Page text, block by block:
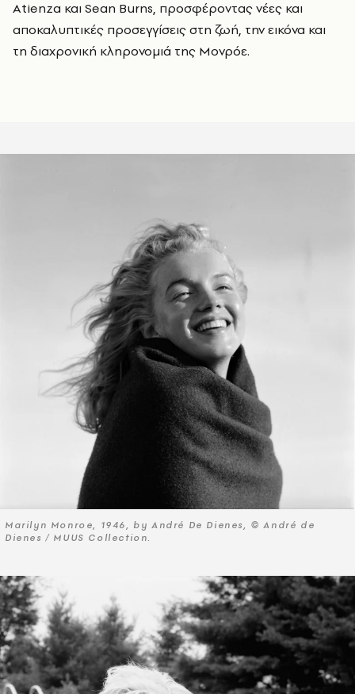
Atienza και Sean Burns, προσφέροντας νέες και
αποκαλυπτικές προσεγγίσεις στη ζωή, την εικόνα και
τη διαχρονική κληρονομιά της Μονρόε.
Marilyn Monroe, 1946, by André De Dienes, © André de
Dienes / MUUS Collection.